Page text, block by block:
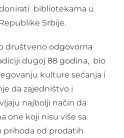
bibliotekama u
Srbije.
društveno odgovorna
dugoj 88 godina, bio
kulture sećanja i
da zajedništvo i
najbolji način da
one koji nisu više sa
prihoda od prodatih